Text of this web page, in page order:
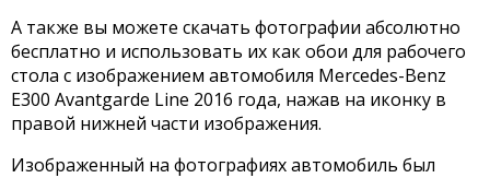
А также вы можете скачать фотографии абсолютно
бесплатно и использовать их как обои для рабочего
стола с изображением автомобиля Mercedes-Benz
E300 Avantgarde Line 2016 года, нажав на иконку в
правой нижней части изображения.
Изображенный на фотографиях автомобиль был